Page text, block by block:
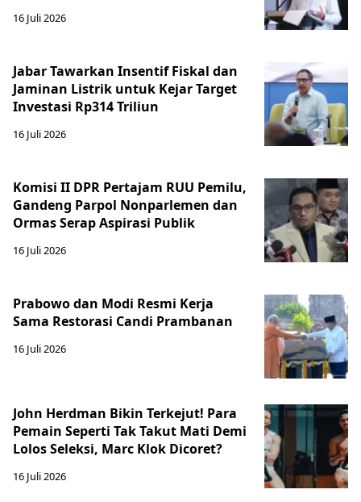
16 Juli 2026
Jabar Tawarkan Insentif Fiskal dan
Jaminan Listrik untuk Kejar Target
Investasi Rp314 Triliun
16 Juli 2026
Komisi II DPR Pertajam RUU Pemilu,
Gandeng Parpol Nonparlemen dan
Ormas Serap Aspirasi Publik
16 Juli 2026
Prabowo dan Modi Resmi Kerja
Sama Restorasi Candi Prambanan
16 Juli 2026
John Herdman Bikin Terkejut! Para
Pemain Seperti Tak Takut Mati Demi
Lolos Seleksi, Marc Klok Dicoret?
16 Juli 2026